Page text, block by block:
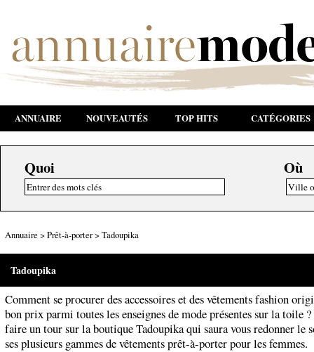
ANNUAIRE NOUVEAUTÉS TOP HITS CATÉGORIES
Quoi Où
Annuaire > Prêt-à-porter> Tadoupika
Tadoupika
Comment se procurer des accessoires et des vêtements fashion
bon prix parmi toutes les enseignes de mode présentes sur la toile
faire un tour sur la boutique Tadoupika qui saura vous redonner le
ses plusieurs gammes de vêtements prêt-à-porter pour les femmes.